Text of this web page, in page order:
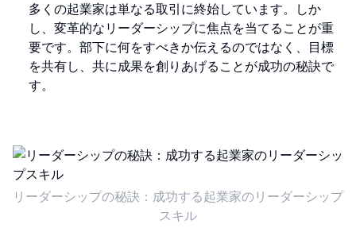
多くの起業家は単なる取引に終始しています。しか
し、変革的なリーダーシップに焦点を当てることが重
要です。部下に何をすべきか伝えるのではなく、目標
を共有し、共に成果を創りあげることが成功の秘訣で
す。
リーダーシップの秘訣：成功する起業家のリーダーシップ
スキル